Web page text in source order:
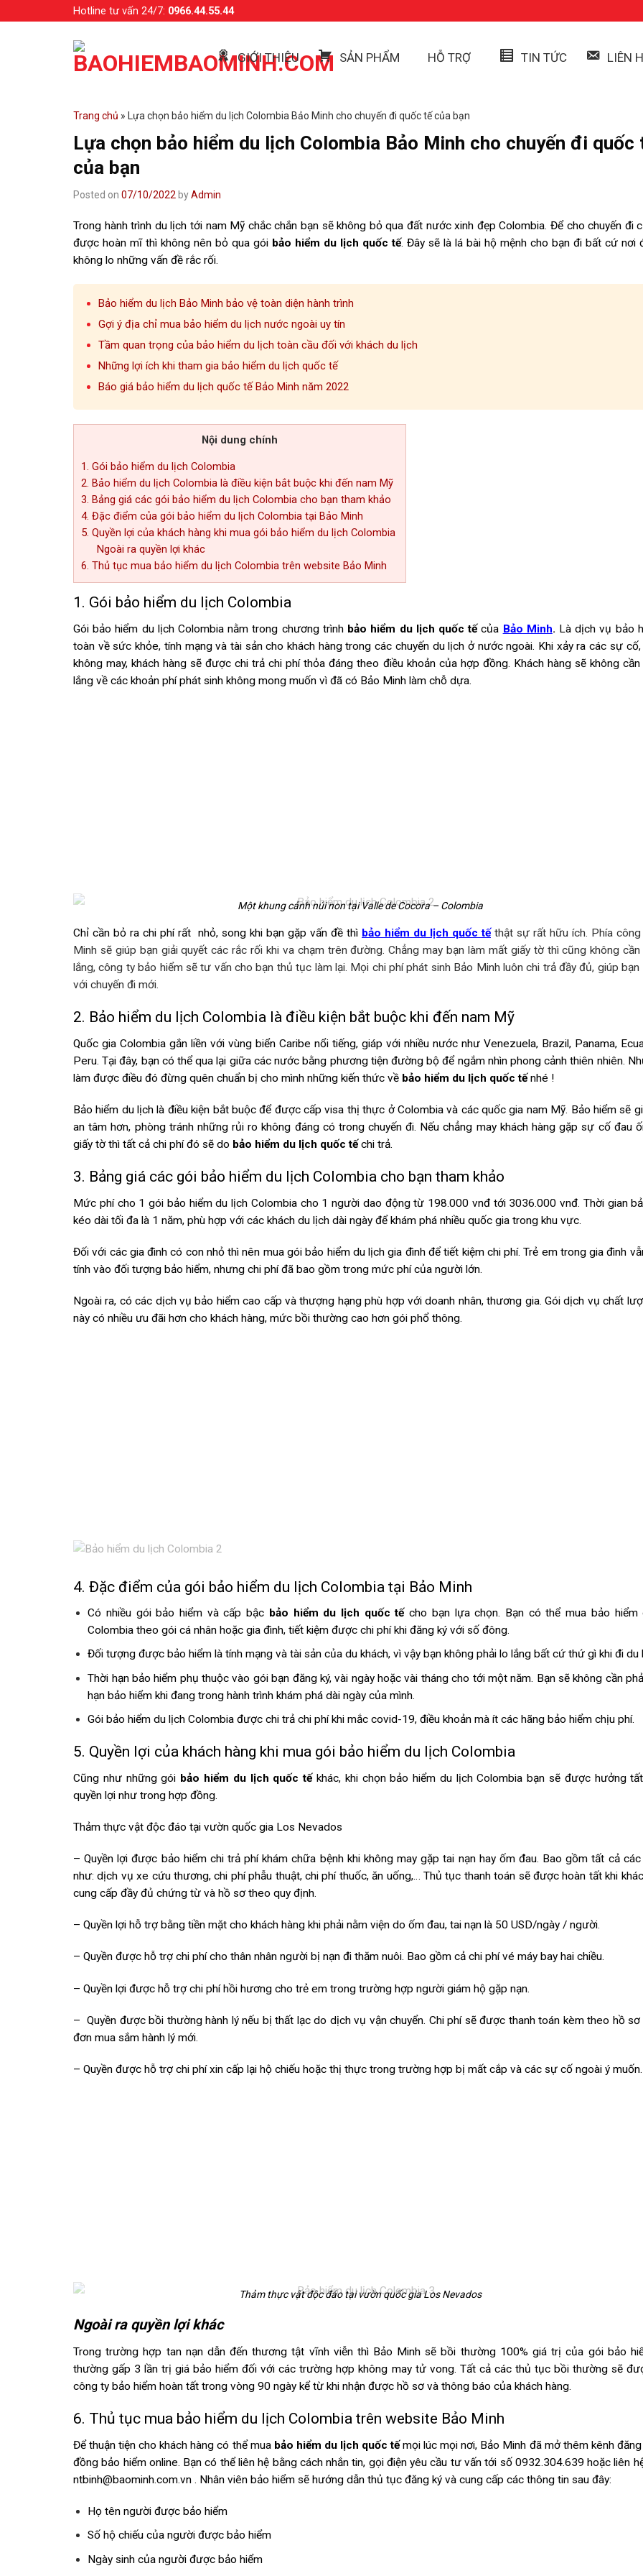
to
Hotline tư vấn 24/7: 0966.44.55.44
GIỚI THIỆU SẢN PHẨM HỖ TRỢ TIN TỨC LIÊN
Trang chủ » Lựa chọn bảo hiểm du lịch Colombia Bảo Minh cho chuyến đi quốc tế của bạn
Lựa chọn bảo hiểm du lịch Colombia Bảo Minh cho chuyến đi quốc
của bạn
Posted on 07/10/2022 byAdmin
Trong hành trình du lịch tới nam Mỹ chắc chắn bạn sẽ không bỏ qua đất nước xinh đẹp Colombia. Để cho chuyến đi
được hoàn mĩ thì không nên bỏ qua gói bảo hiểm du lịch quốc tế. Đây sẽ là lá bài hộ mệnh cho bạn đi bất cứ nơi
không lo những vấn đề rắc rối.
Bảo hiểm du lịch Bảo Minh bảo vệ toàn diện hành trình
Gợi ý địa chỉ mua bảo hiểm du lịch nước ngoài uy tín
Tầm quan trọng của bảo hiểm du lịch toàn cầu đối với khách du lịch
Những lợi ích khi tham gia bảo hiểm du lịch quốc tế
Báo giá bảo hiểm du lịch quốc tế Bảo Minh năm 2022
Nội dung chính
1. Gói bảo hiểm du lịch Colombia
2. Bảo hiểm du lịch Colombia là điều kiện bắt buộc khi đến nam Mỹ
3. Bảng giá các gói bảo hiểm du lịch Colombia cho bạn tham khảo
4. Đặc điểm của gói bảo hiểm du lịch Colombia tại Bảo Minh
5. Quyền lợi của khách hàng khi mua gói bảo hiểm du lịch Colombia
Ngoài ra quyền lợi khác
6. Thủ tục mua bảo hiểm du lịch Colombia trên website Bảo Minh
1. Gói bảo hiểm du lịch Colombia
Gói bảo hiểm du lịch Colombia nằm trong chương trình bảo hiểm du lịch quốc tếcủa Bảo Minh. Là dịch vụ bảo
toàn về sức khỏe, tính mạng và tài sản cho khách hàng trong các chuyến du lịch ở nước ngoài. Khi xảy ra các sự cố,
không may, khách hàng sẽ được chi trả chi phí thỏa đáng theo điều khoản của hợp đồng. Khách hàng sẽ không cần
lắng về các khoản phí phát sinh không mong muốn vì đã có Bảo Minh làm chỗ dựa.
Một khung cảnh núi non tại Valle de Cocora – Colombia
Chỉ cần bỏ ra chi phí rất nhỏ, song khi bạn gặp vấn đề thì bảo hiểm du lịch quốc tế thật sự rất hữu ích. Phía công
Minh sẽ giúp bạn giải quyết các rắc rối khi va chạm trên đường. Chẳng may bạn làm mất giấy tờ thì cũng không cần
lắng, công ty bảo hiểm sẽ tư vấn cho bạn thủ tục làm lại. Mọi chi phí phát sinh Bảo Minh luôn chi trả đầy đủ, giúp bạn
với chuyến đi mới.
2. Bảo hiểm du lịch Colombia là điều kiện bắt buộc khi đến nam Mỹ
Quốc gia Colombia gắn liền với vùng biển Caribe nổi tiếng, giáp với nhiều nước như Venezuela, Brazil, Panama,
Peru. Tại đây, bạn có thể qua lại giữa các nước bằng phương tiện đường bộ để ngắm nhìn phong cảnh thiên nhiên.
làm được điều đó đừng quên chuẩn bị cho mình những kiến thức về bảo hiểm du lịch quốc tếnhé !
Bảo hiểm du lịch là điều kiện bắt buộc để được cấp visa thị thực ở Colombia và các quốc gia nam Mỹ. Bảo hiểm sẽ
an tâm hơn, phòng tránh những rủi ro không đáng có trong chuyến đi. Nếu chẳng may khách hàng gặp sự cố đau
giấy tờ thì tất cả chi phí đó sẽ do bảo hiểm du lịch quốc tếchi trả.
3. Bảng giá các gói bảo hiểm du lịch Colombia cho bạn tham khảo
Mức phí cho 1 gói bảo hiểm du lịch Colombia cho 1 người dao động từ 198.000 vnđ tới 3036.000 vnđ. Thời gian
kéo dài tối đa là 1 năm, phù hợp với các khách du lịch dài ngày để khám phá nhiều quốc gia trong khu vực.
Đối với các gia đình có con nhỏ thì nên mua gói bảo hiểm du lịch gia đình để tiết kiệm chi phí. Trẻ em trong gia đình
tính vào đối tượng bảo hiểm, nhưng chi phí đã bao gồm trong mức phí của người lớn.
Ngoài ra, có các dịch vụ bảo hiểm cao cấp và thượng hạng phù hợp với doanh nhân, thương gia. Gói dịch vụ chất
này có nhiều ưu đãi hơn cho khách hàng, mức bồi thường cao hơn gói phổ thông.
4. Đặc điểm của gói bảo hiểm du lịch Colombia tại Bảo Minh
Có nhiều gói bảo hiểm và cấp bậc bảo hiểm du lịch quốc tếcho bạn lựa chọn. Bạn có thể mua bảo hiểm
Colombia theo gói cá nhân hoặc gia đình, tiết kiệm được chi phí khi đăng ký với số đông.
Đối tượng được bảo hiểm là tính mạng và tài sản của du khách, vì vậy bạn không phải lo lắng bất cứ thứ gì khi đi du
Thời hạn bảo hiểm phụ thuộc vào gói bạn đăng ký, vài ngày hoặc vài tháng cho tới một năm. Bạn sẽ không cần
hạn bảo hiểm khi đang trong hành trình khám phá dài ngày của mình.
Góibảo hiểm du lịch Colombia được chi trả chi phí khi mắc covid-19, điều khoản mà ít các hãng bảo hiểm chịu phí.
5. Quyền lợi của khách hàng khi mua gói bảo hiểm du lịch Colombia
Cũng như những gói bảo hiểm du lịch quốc tế khác, khi chọnbảo hiểm du lịch Colombia bạn sẽ được hưởng
quyền lợi như trong hợp đồng.
Thảm thực vật độc đáo tại vườn quốc gia Los Nevados
– Quyền lợi được bảo hiểm chi trả phí khám chữa bệnh khi không may gặp tai nạn hay ốm đau. Bao gồm tất cả
như: dịch vụ xe cứu thương, chi phí phẫu thuật, chi phí thuốc, ăn uống,… Thủ tục thanh toán sẽ được hoàn tất khi
cung cấp đầy đủ chứng từ và hồ sơ theo quy định.
– Quyền lợi hỗ trợ bằng tiền mặt cho khách hàng khi phải nằm viện do ốm đau, tai nạn là 50 USD/ngày / người.
– Quyền được hỗ trợ chi phí cho thân nhân người bị nạn đi thăm nuôi. Bao gồm cả chi phí vé máy bay hai chiều.
– Quyền lợi được hỗ trợ chi phí hồi hương cho trẻ em trong trường hợp người giám hộ gặp nạn.
– Quyền được bồi thường hành lý nếu bị thất lạc do dịch vụ vận chuyển. Chi phí sẽ được thanh toán kèm theo hồ sơ
đơn mua sắm hành lý mới.
– Quyền được hỗ trợ chi phí xin cấp lại hộ chiếu hoặc thị thực trong trường hợp bị mất cắp và các sự cố ngoài ý muốn.
Thảm thực vật độc đáo tại vườn quốc gia Los Nevados
Ngoài ra quyền lợi khác
Trong trường hợp tan nạn dẫn đến thương tật vĩnh viễn thì Bảo Minh sẽ bồi thường 100% giá trị của gói bảo
thường gấp 3 lần trị giá bảo hiểm đối với các trường hợp không may tử vong. Tất cả các thủ tục bồi thường sẽ
công ty bảo hiểm hoàn tất trong vòng 90 ngày kể từ khi nhận được hồ sơ và thông báo của khách hàng.
6. Thủ tục mua bảo hiểm du lịch Colombia trên website Bảo Minh
Để thuận tiện cho khách hàng có thể mua bảo hiểm du lịch quốc tếmọi lúc mọi nơi, Bảo Minh đã mở thêm kênh đăng
đồng bảo hiểm online. Bạn có thể liên hệ bằng cách nhắn tin, gọi điện yêu cầu tư vấn tới số 0932.304.639 hoặc liên
ntbinh@baominh.com.vn . Nhân viên bảo hiểm sẽ hướng dẫn thủ tục đăng ký và cung cấp các thông tin sau đây:
Họ tên người được bảo hiểm
Số hộ chiếu của người được bảo hiểm
Ngày sinh của người được bảo hiểm